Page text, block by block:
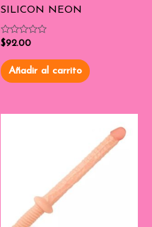
SILICON NEON
Valorado
de
5
$92.00
Añadir al carrito